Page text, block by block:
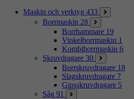
Maskin och verktyg 433
Borrmaskin 28
Borrhammare 19
Vinkelborrmaskin 1
Kombiborrmaskin 6
Skruvdragare 30
Borrskruvdragare 18
Slagskruvdragare 7
Gipsskruvdragare 5
Såg 91